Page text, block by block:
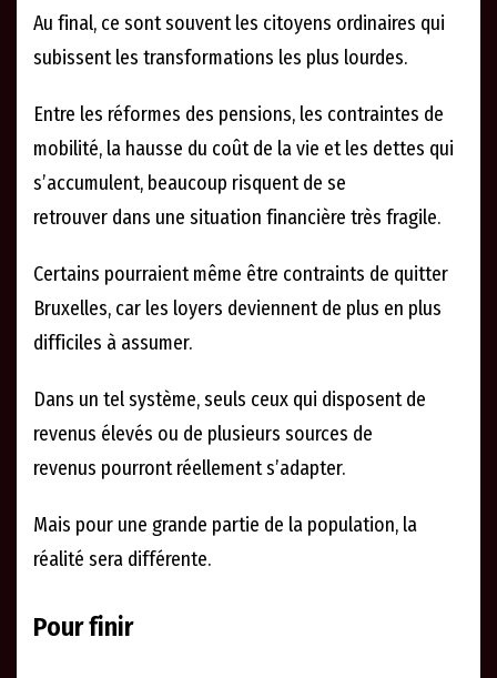
Au final, ce sont souvent les citoyens ordinaires qui
subissent les transformations les plus lourdes.
Entre les réformes des pensions, les contraintes de
mobilité, la hausse du coût de la vie et les dettes qui
s’accumulent, beaucoup risquent de se
retrouver dans une situation financière très fragile.
Certains pourraient même être contraints de quitter
Bruxelles, car les loyers deviennent de plus en plus
difficiles à assumer.
Dans un tel système, seuls ceux qui disposent de
revenus élevés ou de plusieurs sources de
revenus pourront réellement s’adapter.
Mais pour une grande partie de la population, la
réalité sera différente.
Pour finir